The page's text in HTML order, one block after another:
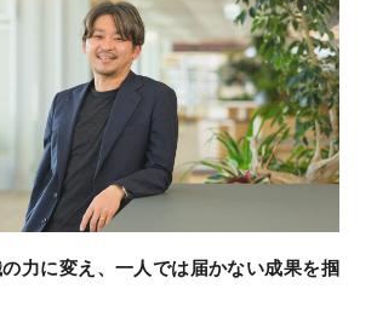
力に変え、一人では届かない成果を掴